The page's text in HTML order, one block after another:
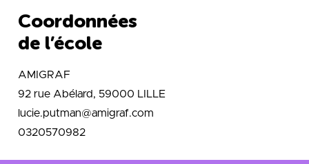
Coordonnées
de l’école
AMIGRAF
92 rue Abélard, 59000 LILLE
lucie.putman@amigraf.com
0320570982